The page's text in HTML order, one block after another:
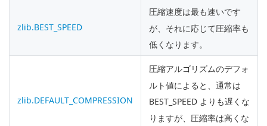
zlib.BEST_SPEED
圧縮速度は最も速いです
が、それに応じて圧縮率も
低くなります。
zlib.DEFAULT_COMPRESSION
圧縮アルゴリズムのデフォ
ルト値によると、通常は
BEST_SPEED よりも遅くな
りますが、圧縮率は高くな